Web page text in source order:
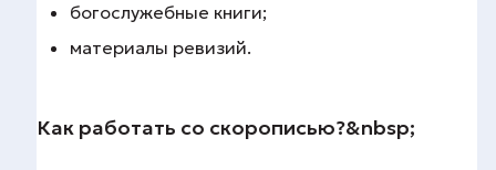
богослужебные книги;
материалы ревизий.
Как работать со скорописью?&nbsp;